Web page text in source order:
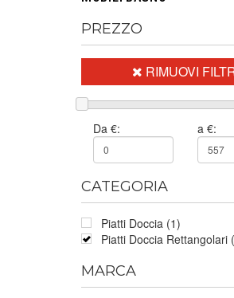
PREZZO
RIMUOVI
Da €: a €:
CATEGORIA
Piatti Doccia (1)
Piatti Doccia Rettangolari
MARCA